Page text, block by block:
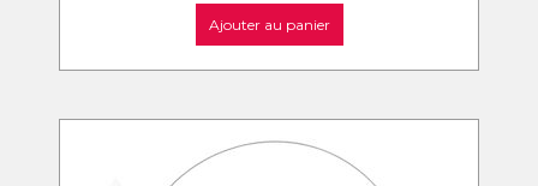
Ajouter au panier